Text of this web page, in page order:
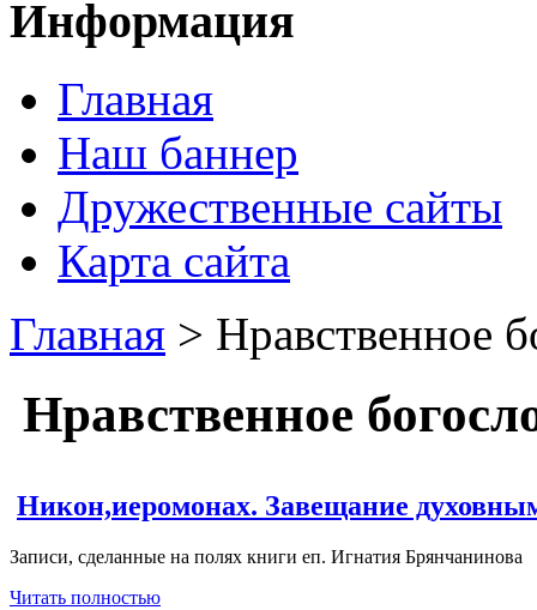
Информация
Главная
Наш баннер
Дружественные сайты
Карта сайта
Главная > Нравственное
Нравственное
Никон,иеромонах. Завещание
Записи, сделанные на полях книги еп. Игнатия Брянчанинова
Читать полностью